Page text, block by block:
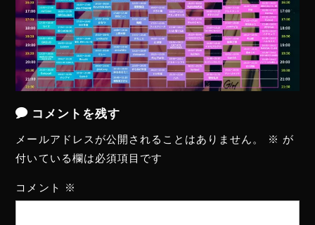
コメントを残す
メールアドレスが公開されることはありません。 ※ が
付いている欄は必須項目です
コメント ※